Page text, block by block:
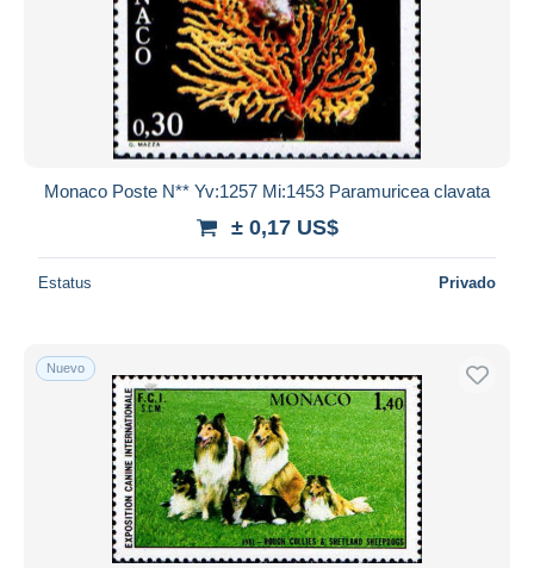
Monaco Poste N** Yv:1257 Mi:1453 Paramuricea clavata
± 0,17 US$
Estatus Privado
Nuevo